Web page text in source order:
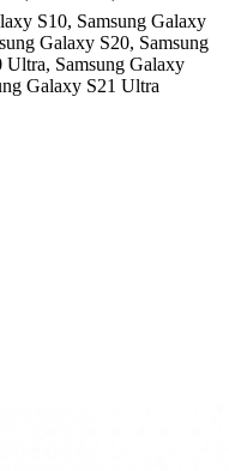
S10, Samsung Galaxy
Galaxy S20, Samsung
Ultra, Samsung Galaxy
Galaxy S21 Ultra